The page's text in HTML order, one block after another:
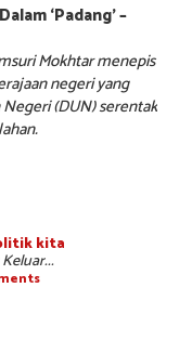
‘Padang’ –
Mokhtar menepis
negeri yang
(DUN) serentak
kita